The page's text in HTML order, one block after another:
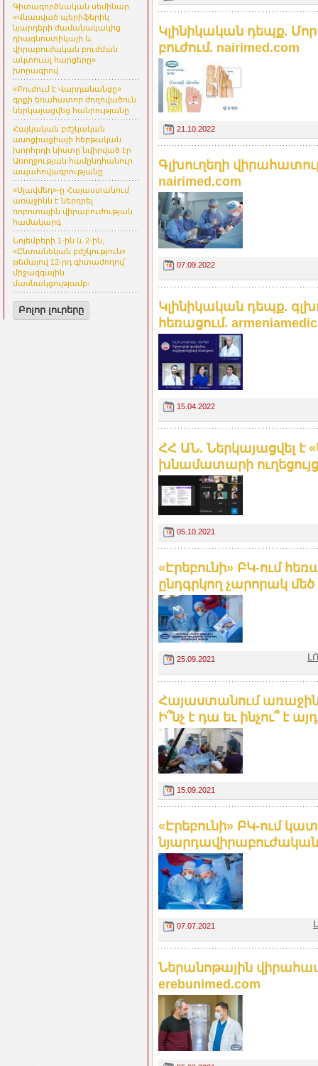
Գիտագործնական սեմինար
«Վնասված պերիֆերիկ
նյարդերի ժամանակակից
դիագնոստիկայի և
վիրաբուժական բուժման
ակտուալ հարցերը»
խորագրով
«Բուժում է Վարդանանցը»
գրքի եռահատոր ժողովածուն
ներկայացվեց հանրությանը
Հայկական բժշկական
ասոցիացիայի հերթական
խորհրդի նիստը նվիրված էր
Առողջության համընդհանուր
ապահովագրությանը
«Սլավմեդ»-ը Հայաստանում
առաջինն է ներդրել
ռոբոտային վիրաբուժության
համակարգ
Նոյեմբերի 1-ին և 2-ին,
«Ընտանեկան բժշկություն»
թեմայով 12-րդ գիտաժողով՝
միջազգային
մասնակցությամբ։
Բոլոր լուրերը
Կլինիկական դեպք.
բուժում. nairimed.com
21.10.2022
Գլխուղեղի
nairimed.com
07.09.2022
Կլինիկական դեպք.
հեռացում.
15.04.2022
ՀՀ ԱՆ. Ներկայացվել է
խնամատարի
05.10.2021
«Էրեբունի» ԲԿ-ում
ընդգրկող չարորակ մեծ
25.09.2021
Հայաստանում
Ի՞նչ է դա եւ ինչու՞ է
15.09.2021
«Էրեբունի» ԲԿ-ում
նյարդավիրաբուժական
07.07.2021
Ներանոթային
erebunimed.com